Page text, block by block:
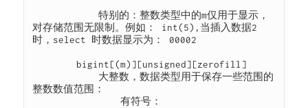
            特别的：整数类型中的m仅用于显示，
对存储范围无限制。例如： int(5),当插入数据2
时，select 时数据显示为： 00002
整数数值范围：
                有符号：